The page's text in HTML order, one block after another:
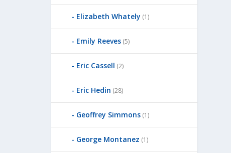
Elizabeth Whately (1)
Emily Reeves (5)
Eric Cassell (2)
Eric Hedin (28)
Geoffrey Simmons (1)
George Montanez (1)